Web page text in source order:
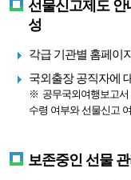
선물신고제도 안
성
각급 기관별 홈페이
국외출장 공직자에
※ 공무국외여행보고서
수령 여부와 선물신고
보존중인 선물